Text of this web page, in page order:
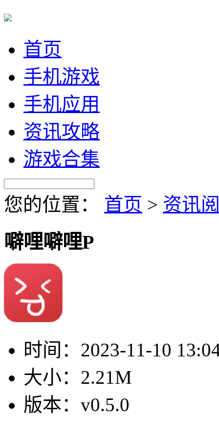
首页
手机游戏
手机应用
资讯攻略
游戏合集
您的位置： 首页 > 资讯
噼哩噼哩P
时间： 2023-11-10
大小： 2.21M
版本： v0.5.0